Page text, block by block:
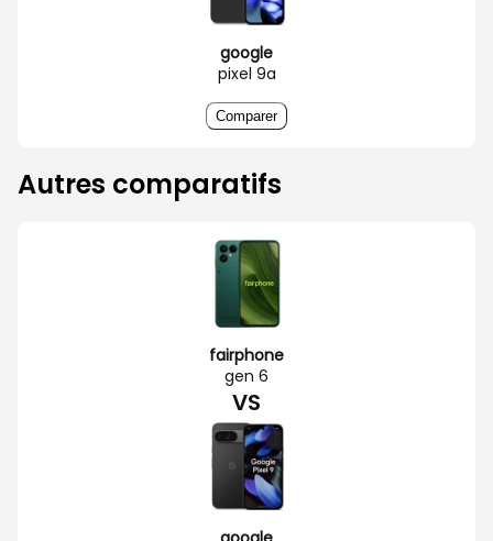
google
pixel 9a
Comparer
Autres comparatifs
fairphone
gen 6
VS